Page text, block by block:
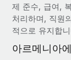
법인 설립
법인 설립을 빠
글로벌 인재
자세히 알아
계약직 관리
트너십을 맺
계약자 관리
제 준수, 급여,
처리하며, 직원
적으로 유지합
아르메니아